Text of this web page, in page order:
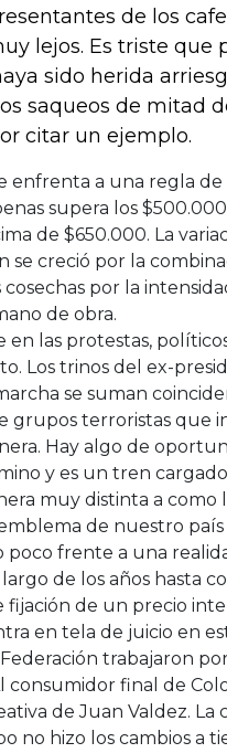
de los
lejos. Es triste
sido herida
saqueos de mitad
citar un ejemplo.
enfrenta a una regla
supera los
de $650.000. La
se creció por la
cosechas por la
de obra.
en las protestas,
Los trinos del ex-
se suman
grupos terroristas que
Hay algo de
y es un tren
muy distinta a
de nuestro
poco frente a una
largo de los años hasta
fijación de un precio
en tela de juicio en
trabajaron
consumidor final de
de Juan Valdez.
no hizo los cambios a